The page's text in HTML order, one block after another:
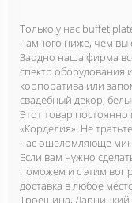
Только у нас buffet
намного ниже, чем вы
Заодно наша фирма
спектр оборудования
корпоратива или
свадебный декор,
Этот товар
«Корделия». Не
нас ошеломляюще
Если вам нужно
поможем и с этим
доставка в любое
Троещина, Дарницкий